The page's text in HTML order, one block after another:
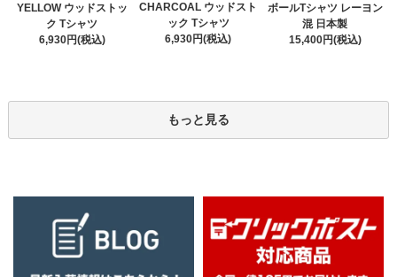
YELLOW ウッドストッ
ク Tシャツ
6,930円(税込)
CHARCOAL ウッドスト
ック Tシャツ
6,930円(税込)
ボールTシャツ レーヨン
混 日本製
15,400円(税込)
もっと見る